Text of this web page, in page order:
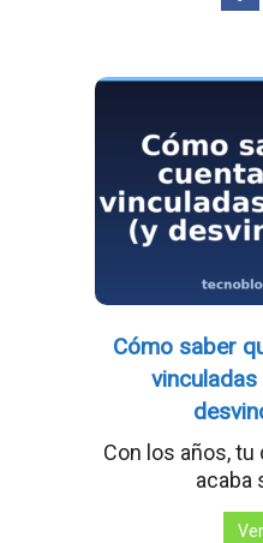
Cómo saber
vinculadas
Con los años, tu
acaba